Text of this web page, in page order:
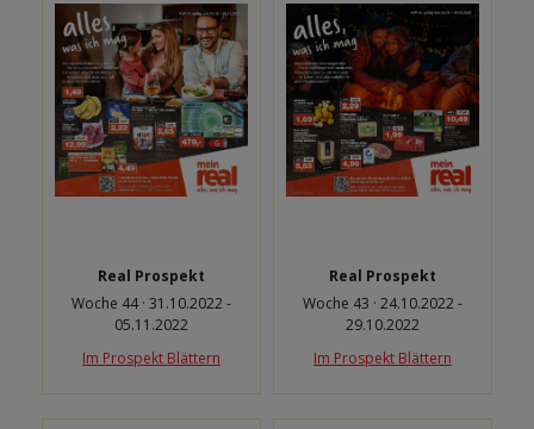
Real Prospekt
Woche 44 · 31.10.2022 -
05.11.2022
Im Prospekt Blättern
Real Prospekt
Woche 43 · 24.10.2022 -
29.10.2022
Im Prospekt Blättern